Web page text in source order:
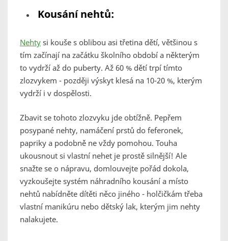
Kousání nehtů:
Nehty si kouše s oblibou asi třetina dětí, většinou s
tím začínají na začátku školního období a některým
to vydrží až do puberty. Až 60 % dětí trpí tímto
zlozvykem - později výskyt klesá na 10-20 %, kterým
vydrží i v dospělosti.
Zbavit se tohoto zlozvyku jde obtížně. Pepřem
posypané nehty, namáčení prstů do feferonek,
papriky a podobně ne vždy pomohou. Touha
ukousnout si vlastní nehet je prostě silnější! Ale
snažte se o nápravu, domlouvejte pořád dokola,
vyzkoušejte systém náhradního kousání a místo
nehtů nabídněte dítěti něco jiného - holčičkám třeba
vlastní manikúru nebo dětský lak, kterým jim nehty
nalakujete.